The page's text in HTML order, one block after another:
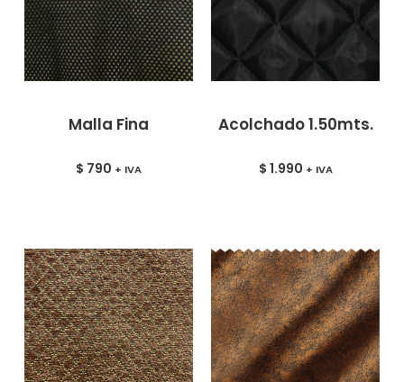
Malla Fina
$ 790 + IVA
Acolchado 1.50mts.
$ 1.990 + IVA